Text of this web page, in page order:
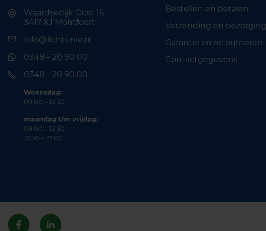
Waardsedijk Oost 16
3417 XJ Montfoort
info@lichtunie.nl
0348 – 20 90 00
0348 – 20 90 00
Woensdag:
09:00 – 12:30
maandag t/m vrijdag:
09:00 – 12:30
13:30 – 17:00
Bestellen en betalen
Verzending en bezorging
Garantie en retourneren
Contactgegevens